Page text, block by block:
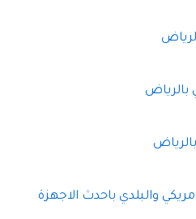
والبلدي باحدث الاجهزة